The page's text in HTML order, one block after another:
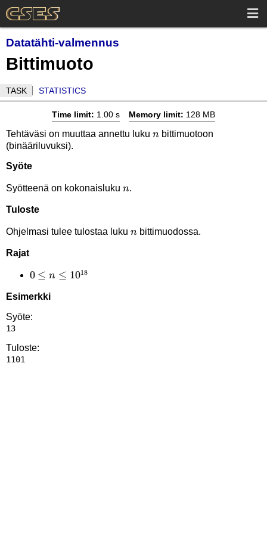
Datatähti-valmennus
Bittimuoto
TASK STATISTICS
Time limit: 1.00 s Memory limit: 128 MB
Tehtäväsi on muuttaa annettu luku n
nbittimuotoon
(binääriluvuksi).
Syöte
Syötteenä on kokonaisluku n
n.
Tuloste
Ohjelmasi tulee tulostaa luku n
nbittimuodossa.
Rajat
0 \le n
10^{18}
0 ≤ n ≤ 1018
Esimerkki
Syöte:
13
Tuloste: